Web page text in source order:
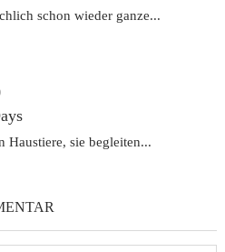
schon wieder ganze...
sie begleiten...